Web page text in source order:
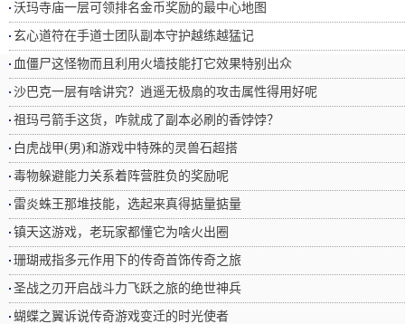
沃玛寺庙一层可领排名金币奖励的最中心地图
玄心道符在手道士团队副本守护越练越猛记
血僵尸这怪物而且利用火墙技能打它效果特别出众
沙巴克一层有啥讲究？逍遥无极扇的攻击属性得用好呢
祖玛弓箭手这货，咋就成了副本必刷的香饽饽？
白虎战甲(男)和游戏中特殊的灵兽石超搭
毒物躲避能力关系着阵营胜负的奖励呢
雷炎蛛王那堆技能，选起来真得掂量掂量
镇天这游戏，老玩家都懂它为啥火出圈
珊瑚戒指多元作用下的传奇首饰传奇之旅
圣战之刃开启战斗力飞跃之旅的绝世神兵
蝴蝶之翼诉说传奇游戏变迁的时光使者